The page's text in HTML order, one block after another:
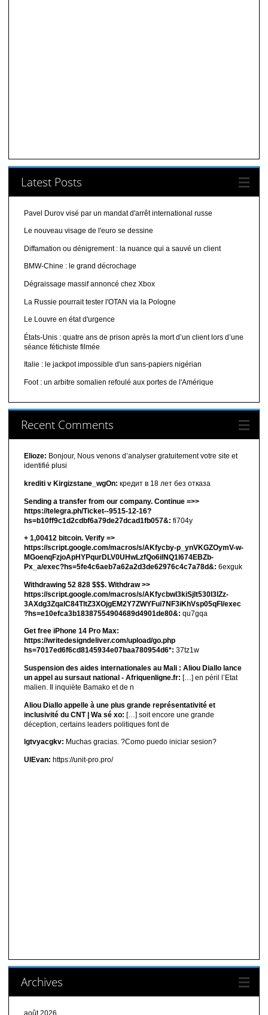
Latest Posts
Pavel Durov visé par un mandat d'arrêt international russe
Le nouveau visage de l'euro se dessine
Diffamation ou dénigrement : la nuance qui a sauvé un client
BMW-Chine : le grand décrochage
Dégraissage massif annoncé chez Xbox
La Russie pourrait tester l'OTAN via la Pologne
Le Louvre en état d'urgence
États-Unis : quatre ans de prison après la mort d’un client lors d’une
séance fétichiste filmée
Italie : le jackpot impossible d'un sans-papiers nigérian
Foot : un arbitre somalien refoulé aux portes de l'Amérique
Recent Comments
Elioze: Bonjour, Nous venons d’analyser gratuitement votre site et
identifié plusi
krediti v Kirgizstane_wgOn: кредит в 18 лет без отказа
Sending a transfer from our company. Continue =>>
https://telegra.ph/Ticket--9515-12-16?
hs=b10ff9c1d2cdbf6a79de27dcad1fb057&: fi704y
+ 1,00412 bitсоin. Verify =>
https://script.google.com/macros/s/AKfycby-p_ynVKGZOymV-w-
MGoenqFzjoApHYPqurDLV0UHwLzfQo6ilNQ1l674EBZb-
Px_a/exec?hs=5fe4c6aeb7a62a2d3de62976c4c7a78d&: 6exguk
Withdrawing 52 828 $$$. Withdrаw >>
https://script.google.com/macros/s/AKfycbwl3kiSjlt530I3lZz-
3AXdg3ZqalC84TltZ3XOjgEM2Y7ZWYFui7NF3iKhVsp05qFl/exec
?hs=e10efca3b18387554904689d4901de80&: qu7gqa
Get free iPhone 14 Pro Max:
https://writedesigndeliver.com/upload/go.php
hs=7017ed6f6cd8145934e07baa780954d6*: 37tz1w
Suspension des aides internationales au Mali : Aliou Diallo lance
un appel au sursaut national - Afriquenligne.fr: […] en péril l’Etat
malien. Il inquiète Bamako et de n
Aliou Diallo appelle à une plus grande représentativité et
inclusivité du CNT | Wa sé xo: […] soit encore une grande
déception, certains leaders politiques font de
lgtvyacgkv: Muchas gracias. ?Como puedo iniciar sesion?
UIEvan: https://unit-pro.pro/
Archives